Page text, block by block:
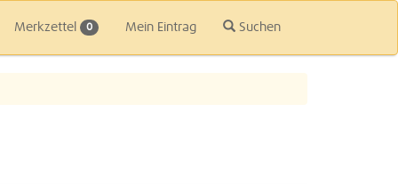
Merkzettel 0 Mein Eintrag Suchen